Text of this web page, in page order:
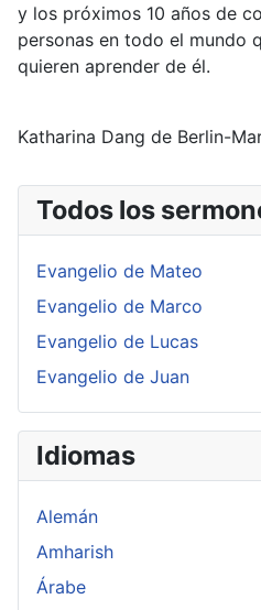
y los próximos 10 años de
personas en todo el mundo
quieren aprender de él.
Katharina Dang de Berlin-
Todos los
Evangelio de Mateo
Evangelio de Marco
Evangelio de Lucas
Evangelio de Juan
Idiomas
Alemán
Amharish
Árabe